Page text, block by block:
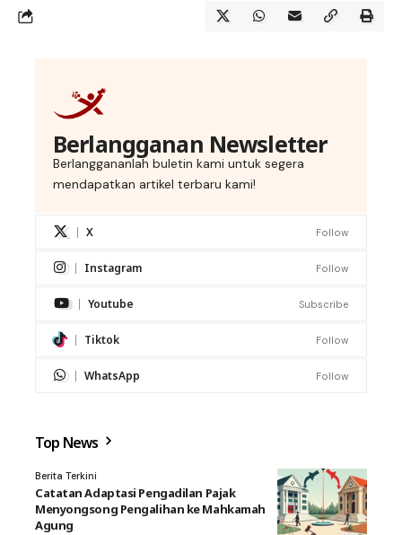
Berlangganan Newsletter
Berlanggananlah buletin kami untuk segera
mendapatkan artikel terbaru kami!
X Follow
Instagram Follow
Youtube Subscribe
Tiktok Follow
WhatsApp Follow
Top News
Berita Terkini
Catatan Adaptasi Pengadilan Pajak
Menyongsong Pengalihan ke Mahkamah
Agung